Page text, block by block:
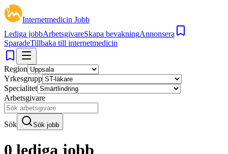
Internetmedicin Jobb
Lediga jobbArbetsgivareSkapa bevakningAnnonsera
SparadeTillbaka till internetmedicin
Region
Yrkesgrupp
Specialitet
Arbetsgivare
Sök Sök jobb
0 lediga jobb